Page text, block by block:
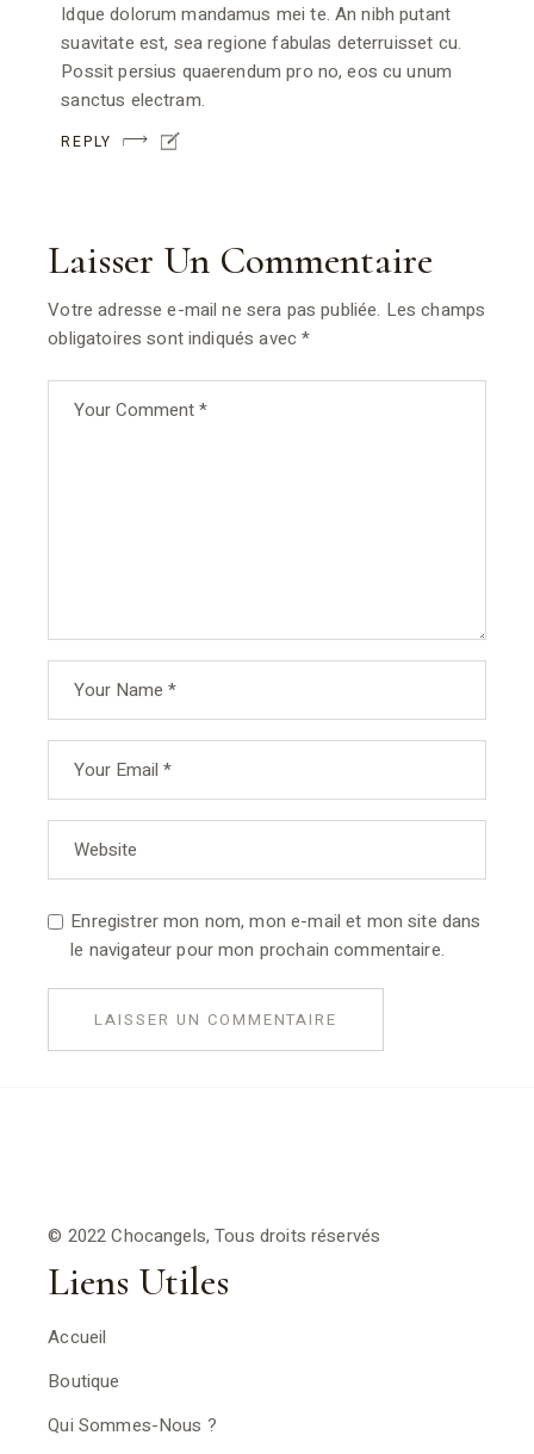
Idque dolorum mandamus mei te. An nibh putant
suavitate est, sea regione fabulas deterruisset cu.
Possit persius quaerendum pro no, eos cu unum
sanctus electram.
REPLY
Laisser Un Commentaire
Votre adresse e-mail ne sera pas publiée. Les champs
obligatoires sont indiqués avec*
Enregistrer mon nom, mon e-mail et mon site dans
le navigateur pour mon prochain commentaire.
LAISSER UN COMMENTAIRE
© 2022 Chocangels, Tous droits réservés
Liens Utiles
Accueil
Boutique
Qui Sommes-Nous ?